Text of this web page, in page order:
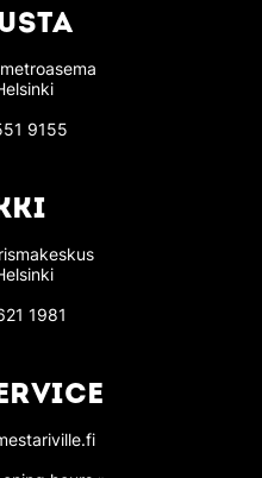
9155
1981